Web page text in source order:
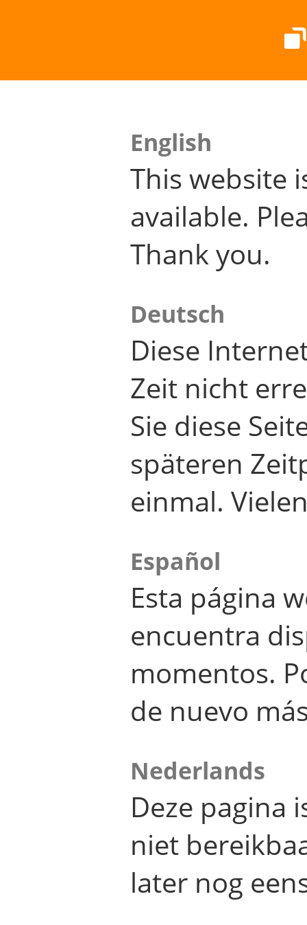
English
This website
available.
Thank you.
Deutsch
Diese
Zeit nicht
Sie diese
späteren
einmal.
Español
Esta página
encuentra
momentos.
de nuevo
Nederlands
Deze pagina
niet
later nog